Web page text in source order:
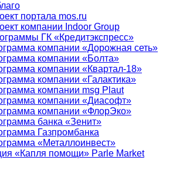
портала mos.ru
компании Indoor Group
ГК «Кредитэкспресс»
компании «Дорожная сеть»
компании «Болта»
компании «Квартал-18»
компании «Галактика»
компании msg Plaut
компании «Диасофт»
компании «ФлорЭко»
банка «Зенит»
Газпромбанка
«Металлоинвест»
«Капля помощи» Parle Market